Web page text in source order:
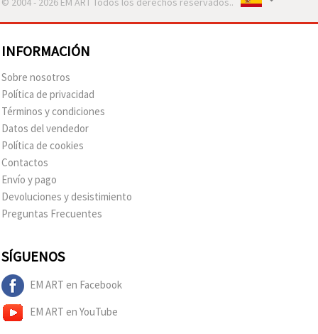
INFORMACIÓN
Sobre nosotros
Política de privacidad
Términos y condiciones
Datos del vendedor
Política de cookies
Contactos
Envío y pago
Devoluciones y desistimiento
Preguntas Frecuentes
SÍGUENOS
EM ART en Facebook
EM ART en YouTube